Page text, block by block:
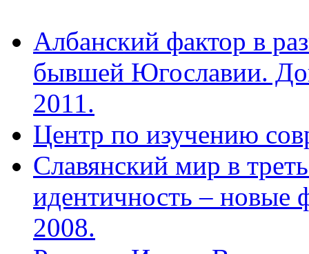
Албанский фактор в
бывшей Югославии.
2011.
Центр по изучению
Славянский мир в
идентичность – новые
2008.